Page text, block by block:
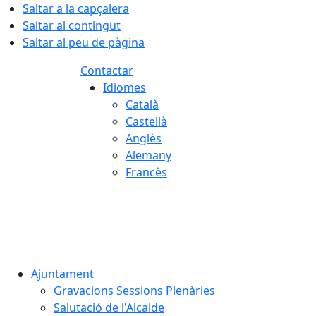
Saltar a la capçalera
Saltar al contingut
Saltar al peu de pàgina
Contactar
Idiomes
Català
Castellà
Anglès
Alemany
Francès
Ajuntament
Gravacions Sessions Plenàries
Salutació de l'Alcalde